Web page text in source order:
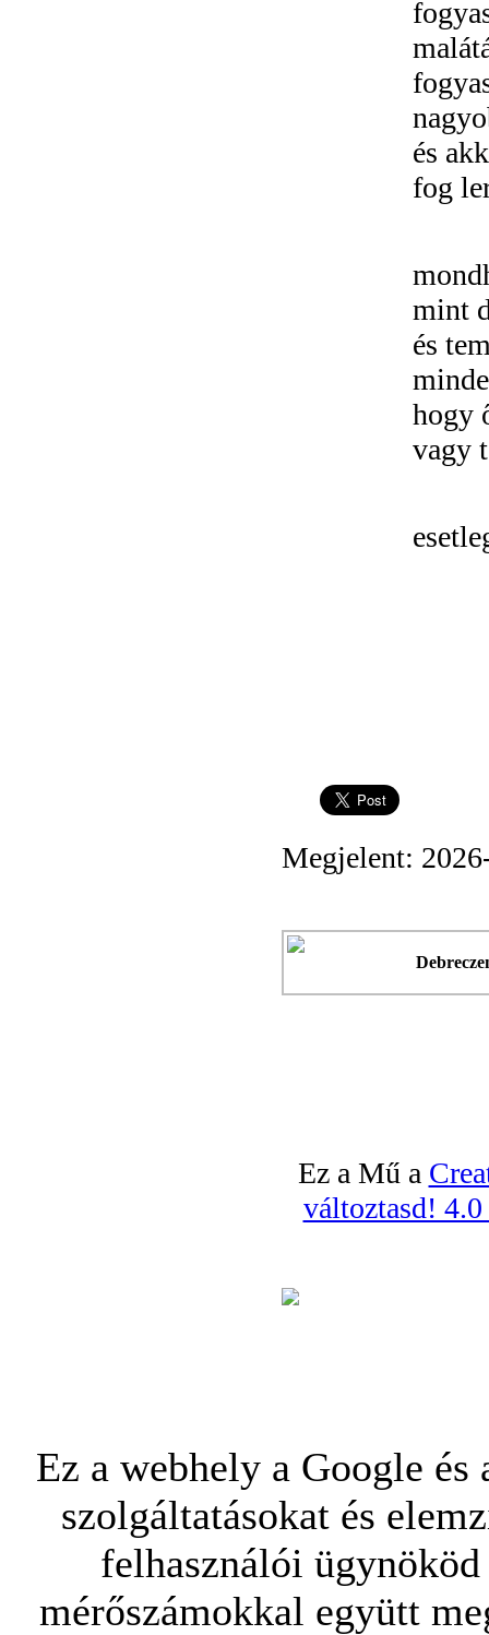
és
fog
mint
és
hogy
vagy
Megjelent:
Ez a Mű a
változtasd!
Ez a webhely a Google
szolgáltatásokat és
felhasználói
mérőszámokkal együtt